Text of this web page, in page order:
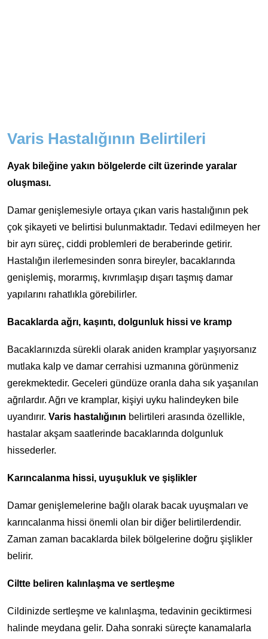
Varis Hastalığının Belirtileri
Ayak bileğine yakın bölgelerde cilt üzerinde yaralar
oluşması.
Damar genişlemesiyle ortaya çıkan varis hastalığının pek
çok şikayeti ve belirtisi bulunmaktadır. Tedavi edilmeyen her
bir ayrı süreç, ciddi problemleri de beraberinde getirir.
Hastalığın ilerlemesinden sonra bireyler, bacaklarında
genişlemiş, morarmış, kıvrımlaşıp dışarı taşmış damar
yapılarını rahatlıkla görebilirler.
Bacaklarda ağrı, kaşıntı, dolgunluk hissi ve kramp
Bacaklarınızda sürekli olarak aniden kramplar yaşıyorsanız
mutlaka kalp ve damar cerrahisi uzmanına görünmeniz
gerekmektedir. Geceleri gündüze oranla daha sık yaşanılan
ağrılardır. Ağrı ve kramplar, kişiyi uyku halindeyken bile
uyandırır. Varis hastalığının belirtileri arasında özellikle,
hastalar akşam saatlerinde bacaklarında dolgunluk
hissederler.
Karıncalanma hissi, uyuşukluk ve şişlikler
Damar genişlemelerine bağlı olarak bacak uyuşmaları ve
karıncalanma hissi önemli olan bir diğer belirtilerdendir.
Zaman zaman bacaklarda bilek bölgelerine doğru şişlikler
belirir.
Ciltte beliren kalınlaşma ve sertleşme
Cildinizde sertleşme ve kalınlaşma, tedavinin geciktirmesi
halinde meydana gelir. Daha sonraki süreçte kanamalarla